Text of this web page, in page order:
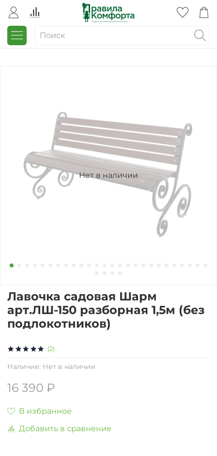
Нет в наличии
(2)
Наличие: Нет в наличии
Лавочка садовая Шарм
арт.ЛШ-150 разборная 1,5м (без
подлокотников)
16 390 ₽
В избранное
Добавить в сравнение